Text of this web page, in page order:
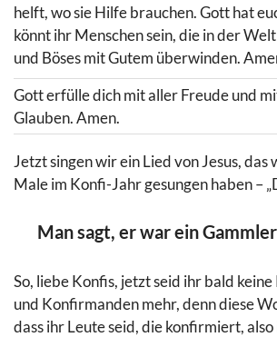
helft, wo sie Hilfe brauchen. Gott hat
könnt ihr Menschen sein, die in der
und Böses mit Gutem überwinden.
Gott erfülle dich mit aller Freude und
Glauben. Amen.
Jetzt singen wir ein Lied von Jesus, das
Male im Konfi-Jahr gesungen haben –
Man sagt, er war ein Gammler
So, liebe Konfis, jetzt seid ihr bald
und Konfirmanden mehr, denn diese
dass ihr Leute seid, die konfirmiert,